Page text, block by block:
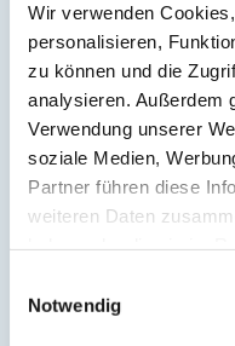
Wir verwenden
personalisieren,
zu können und die
analysieren. Außerdem
Verwendung unserer
soziale Medien,
Partner führen diese
weiteren Daten
Notwendig